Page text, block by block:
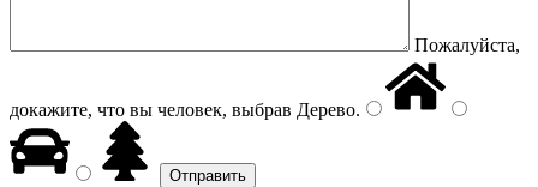
Пожалуйста,
докажите, что вы человек, выбрав Дерево.